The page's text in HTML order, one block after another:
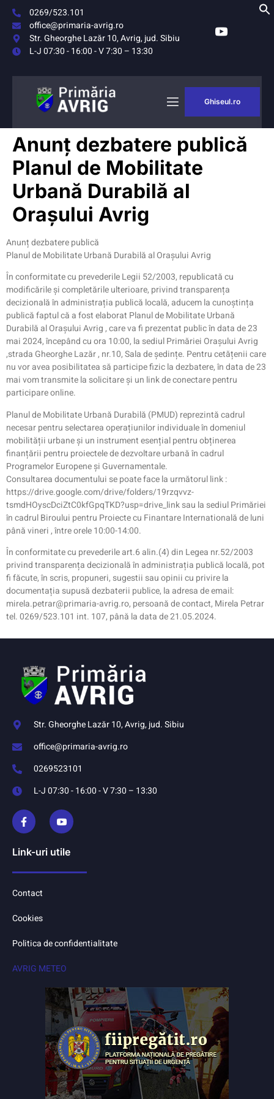
0269/523.101
office@primaria-avrig.ro
Str. Gheorghe Lazăr 10, Avrig, jud. Sibiu
L-J 07:30 - 16:00 - V 7:30 – 13:30
MONITORUL
OFICIAL LOCAL
Ghiseul.ro
Anunț dezbatere publică
Planul de Mobilitate
Urbană Durabilă al
Orașului Avrig
Anunț dezbatere publică
Planul de Mobilitate Urbană Durabilă al Orașului Avrig
În conformitate cu prevederile Legii 52/2003, republicată cu
modificările și completările ulterioare, privind transparența
decizională în administrația publică locală, aducem la cunoștința
publică faptul că a fost elaborat Planul de Mobilitate Urbană
Durabilă al Orașului Avrig , care va fi prezentat public în data de 23
mai 2024, începând cu ora 10:00, la sediul Primăriei Orașului Avrig
,strada Gheorghe Lazăr , nr.10, Sala de ședințe. Pentru cetățenii care
nu vor avea posibilitatea să participe fizic la dezbatere, în data de 23
mai vom transmite la solicitare și un link de conectare pentru
participare online.
Planul de Mobilitate Urbană Durabilă (PMUD) reprezintă cadrul
necesar pentru selectarea operațiunilor individuale în domeniul
mobilității urbane și un instrument esențial pentru obținerea
finanțării pentru proiectele de dezvoltare urbană în cadrul
Programelor Europene și Guvernamentale.
Consultarea documentului se poate face la următorul link :
https://drive.google.com/drive/folders/19rzqvvz-
tsmdHOyscDciZtC0kfGpqTKD?usp=drive_link sau la sediul Primăriei
în cadrul Biroului pentru Proiecte cu Finantare Internatională de luni
până vineri , între orele 10:00-14:00.
În conformitate cu prevederile art.6 alin.(4) din Legea nr.52/2003
privind transparența decizională în administrația publică locală, pot
fi făcute, în scris, propuneri, sugestii sau opinii cu privire la
documentația supusă dezbaterii publice, la adresa de email:
mirela.petrar@primaria-avrig.ro, persoană de contact, Mirela Petrar
tel. 0269/523.101 int. 107, până la data de 21.05.2024.
Str. Gheorghe Lazăr 10, Avrig, jud. Sibiu
office@primaria-avrig.ro
0269523101
L-J 07:30 - 16:00 - V 7:30 – 13:30
Link-uri utile
Contact
Cookies
Politica de confidentialitate
AVRIG METEO